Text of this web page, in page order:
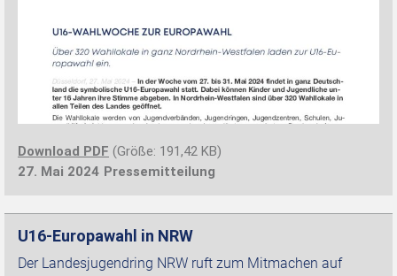
Download PDF (Größe: 191,42 KB)
27. Mai 2024 Pressemitteilung
U16-Europawahl in NRW
Der Landesjugendring NRW ruft zum Mitmachen auf